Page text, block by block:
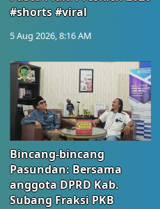
#shorts #viral
5 Aug 2026, 8:16 AM
Bincang-bincang
Pasundan: Bersama
anggota DPRD Kab.
Subang Fraksi PKB